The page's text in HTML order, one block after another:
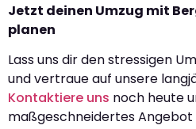
Jetzt deinen Umzug mit
planen
Lass uns dir den stressigen
und vertraue auf unsere
Kontaktiere uns noch heute
maßgeschneidertes Angebot